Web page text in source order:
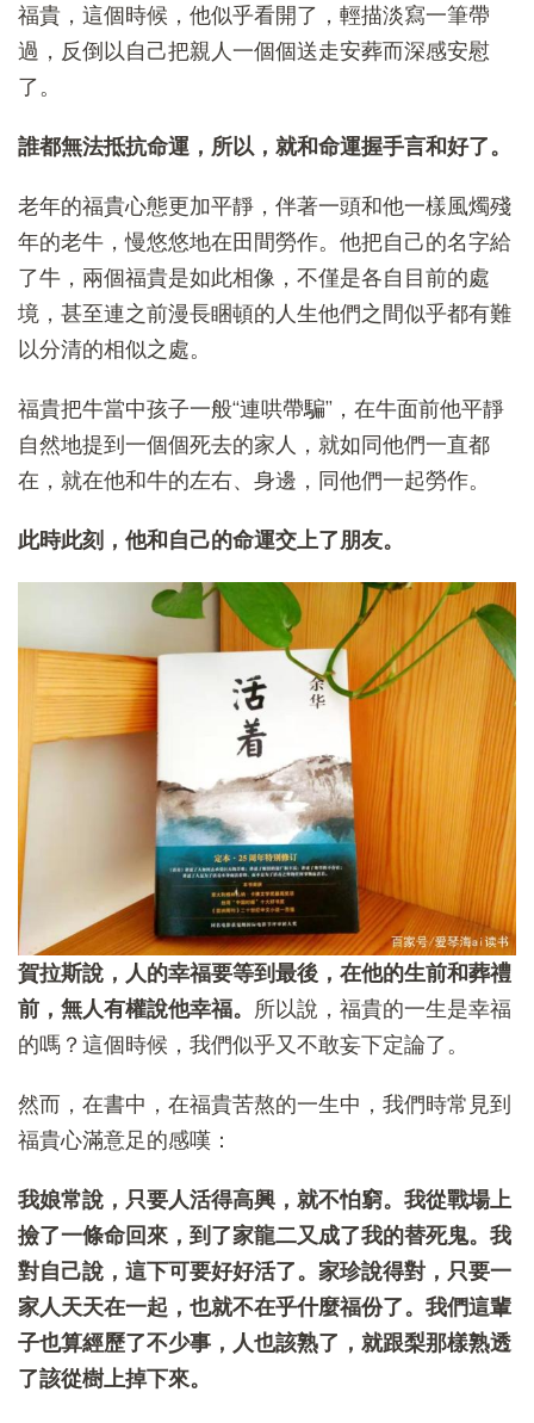
福貴，這個時候，他似乎看開了，輕描淡寫一筆帶
過，反倒以自己把親人一個個送走安葬而深感安慰
了。
誰都無法抵抗命運，所以，就和命運握手言和好了。
老年的福貴心態更加平靜，伴著一頭和他一樣風燭殘
年的老牛，慢悠悠地在田間勞作。他把自己的名字給
了牛，兩個福貴是如此相像，不僅是各自目前的處
境，甚至連之前漫長睏頓的人生他們之間似乎都有難
以分清的相似之處。
福貴把牛當中孩子一般“連哄帶騙”，在牛面前他平靜
自然地提到一個個死去的家人，就如同他們一直都
在，就在他和牛的左右、身邊，同他們一起勞作。
此時此刻，他和自己的命運交上了朋友。
賀拉斯說，人的幸福要等到最後，在他的生前和葬禮
前，無人有權說他幸福。 所以說，福貴的一生是幸福
的嗎？這個時候，我們似乎又不敢妄下定論了。
然而，在書中，在福貴苦熬的一生中，我們時常見到
福貴心滿意足的感嘆：
我娘常說，只要人活得高興，就不怕窮。我從戰場上
撿了一條命回來，到了家龍二又成了我的替死鬼。我
對自己說，這下可要好好活了。家珍說得對，只要一
家人天天在一起，也就不在乎什麼福份了。我們這輩
子也算經歷了不少事，人也該熟了，就跟梨那樣熟透
了該從樹上掉下來。